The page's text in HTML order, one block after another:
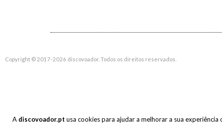
Air Miami
Aja Monet
A discovoador.pt usa cookies para ajudar a melhorar a sua
Copyright © 2017-2026 discovoador. Todos os direitos reservados.